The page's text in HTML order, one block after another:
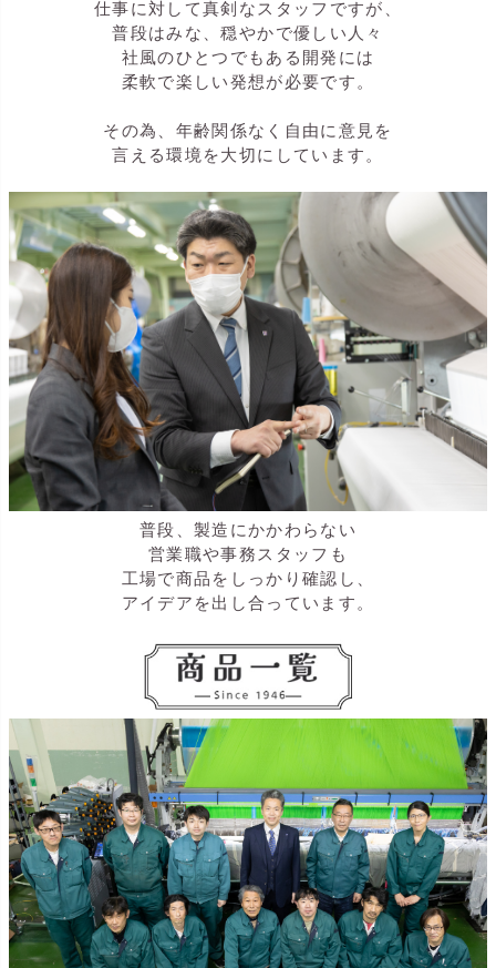
仕事に対して真剣なスタッフですが、
普段はみな、穏やかで優しい人々
社風のひとつでもある開発には
柔軟で楽しい発想が必要です。
その為、年齢関係なく自由に意見を
言える環境を大切にしています。
普段、製造にかかわらない
営業職や事務スタッフも
工場で商品をしっかり確認し、
アイデアを出し合っています。